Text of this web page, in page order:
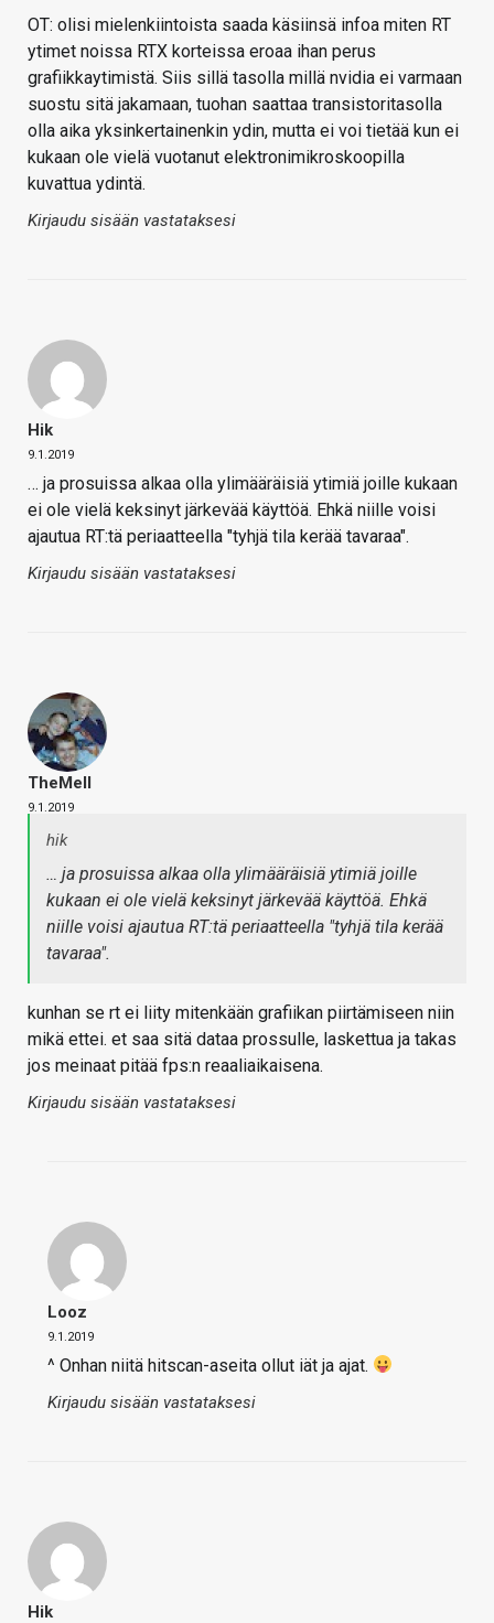
OT: olisi mielenkiintoista saada käsiinsä infoa miten RT
ytimet noissa RTX korteissa eroaa ihan perus
grafiikkaytimistä. Siis sillä tasolla millä nvidia ei varmaan
suostu sitä jakamaan, tuohan saattaa transistoritasolla
olla aika yksinkertainenkin ydin, mutta ei voi tietää kun ei
kukaan ole vielä vuotanut elektronimikroskoopilla
kuvattua ydintä.
Kirjaudu sisään vastataksesi
Hik
9.1.2019
… ja prosuissa alkaa olla ylimääräisiä ytimiä joille kukaan
ei ole vielä keksinyt järkevää käyttöä. Ehkä niille voisi
ajautua RT:tä periaatteella "tyhjä tila kerää tavaraa".
Kirjaudu sisään vastataksesi
TheMeII
9.1.2019
hik
… ja prosuissa alkaa olla ylimääräisiä ytimiä joille
kukaan ei ole vielä keksinyt järkevää käyttöä. Ehkä
niille voisi ajautua RT:tä periaatteella "tyhjä tila kerää
tavaraa".
kunhan se rt ei liity mitenkään grafiikan piirtämiseen niin
mikä ettei. et saa sitä dataa prossulle, laskettua ja takas
jos meinaat pitää fps:n reaaliaikaisena.
Kirjaudu sisään vastataksesi
Looz
9.1.2019
^ Onhan niitä hitscan-aseita ollut iät ja ajat.
Kirjaudu sisään vastataksesi
Hik